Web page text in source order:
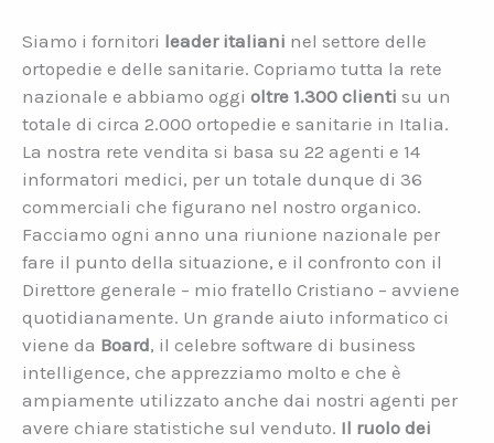
Siamo i fornitori leader italiani nel settore delle
ortopedie e delle sanitarie. Copriamo tutta la rete
nazionale e abbiamo oggi oltre 1.300 clienti su un
totale di circa 2.000 ortopedie e sanitarie in Italia.
La nostra rete vendita si basa su 22 agenti e 14
informatori medici, per un totale dunque di 36
commerciali che figurano nel nostro organico.
Facciamo ogni anno una riunione nazionale per
fare il punto della situazione, e il confronto con il
Direttore generale – mio fratello Cristiano – avviene
quotidianamente. Un grande aiuto informatico ci
viene da Board, il celebre software di business
intelligence, che apprezziamo molto e che è
ampiamente utilizzato anche dai nostri agenti per
avere chiare statistiche sul venduto. Il ruolo dei